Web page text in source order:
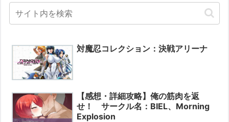
対魔忍コレクション：決戦アリーナ
【感想・詳細攻略】俺の筋肉を返
せ！ サークル名：BIEL、Morning
Explosion